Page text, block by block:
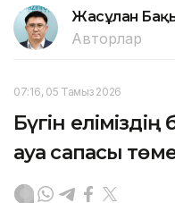
Жасұлан
Авторлар
07:16, 05 Тамыз 2026
Бүгін
ауа сапасы